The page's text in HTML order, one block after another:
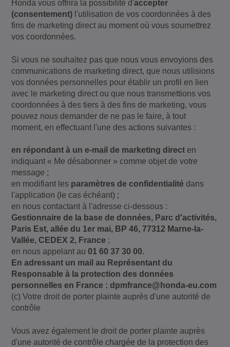
Honda vous offrira la possibilité d'accepter
(consentement) l'utilisation de vos coordonnées à des
fins de marketing direct au moment où vous soumettrez
vos coordonnées.
Si vous ne souhaitez pas que nous vous envoyions des
communications de marketing direct, que nous utilisions
vos données personnelles pour établir un profil en lien
avec le marketing direct ou que nous transmettions vos
coordonnées à des tiers à des fins de marketing, vous
pouvez nous demander de ne pas le faire, à tout
moment, en effectuant l'une des actions suivantes :
en répondant à un e-mail de marketing direct en
indiquant « Me désabonner » comme objet de votre
message ;
en modifiant les paramètres de confidentialité dans
l'application (le cas échéant) ;
en nous contactant à l'adresse ci-dessous :
Gestionnaire de la base de données, Parc d'activités,
Paris Est, allée du 1er mai, BP 46, 77312 Marne-la-
Vallée, CEDEX 2, France ;
en nous appelant au01 60 37 30 00.
En adressant un mail au Représentant du
Responsable à la protection des données
personnelles en France : dpmfrance@honda-eu.com
(c) Votre droit de porter plainte auprès d'une autorité de
contrôle
Vous avez également le droit de porter plainte auprès
d'une autorité de contrôle chargée de la protection des